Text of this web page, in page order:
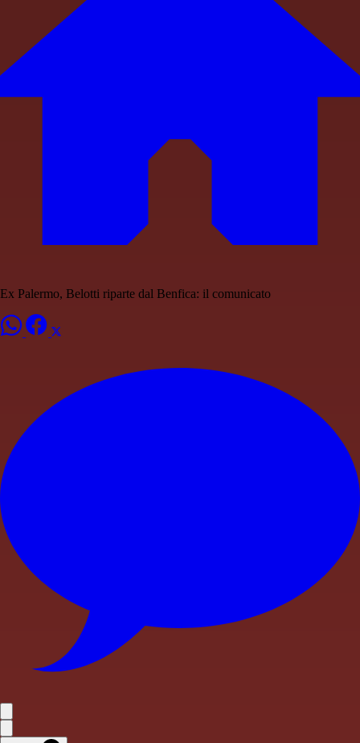
Ex Palermo, Belotti riparte dal Benfica: il comunicato